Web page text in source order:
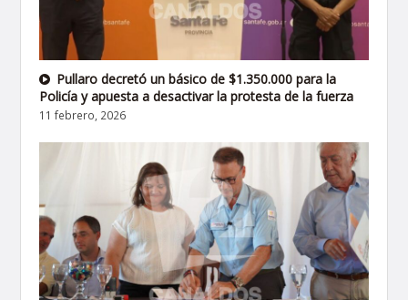
Pullaro decretó un básico de $1.350.000 para la
Policía y apuesta a desactivar la protesta de la fuerza
11 febrero, 2026